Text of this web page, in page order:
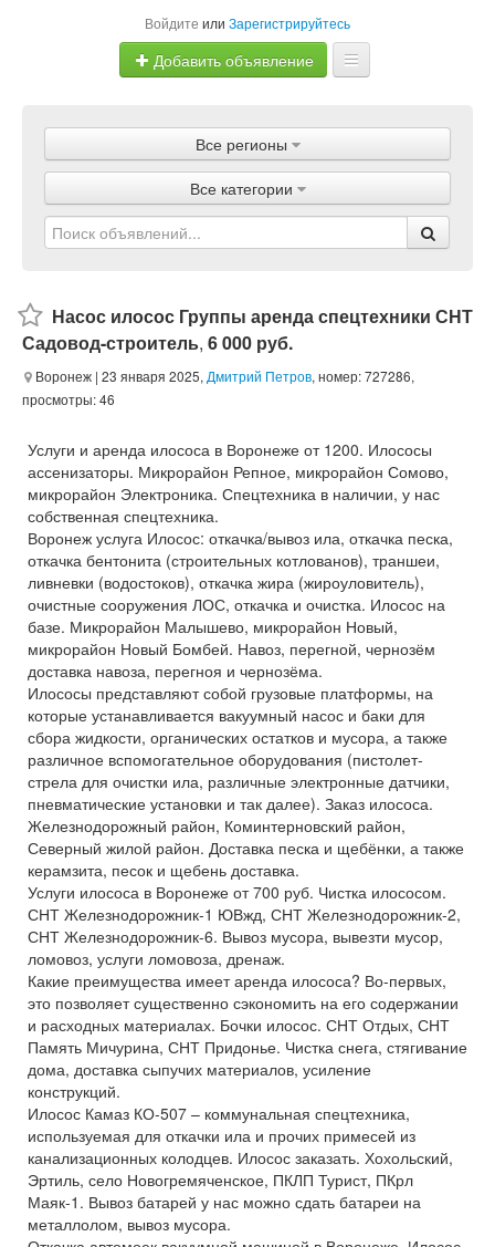
Войдите или Зарегистрируйтесь
Добавить объявление
Объявления
Магазины
Услуги
Все регионы
Все категории
Насос илосос Группы аренда спецтехники СНТ
Садовод-строитель, 6 000 руб.
Воронеж | 23 января 2025, Дмитрий Петров, номер: 727286,
просмотры: 46
Услуги и аренда илососа в Воронеже от 1200. Илососы
ассенизаторы. Микрорайон Репное, микрорайон Сомово,
микрорайон Электроника. Спецтехника в наличии, у нас
собственная спецтехника.
Воронеж услуга Илосос: откачка/вывоз ила, откачка песка,
откачка бентонита (строительных котлованов), траншеи,
ливневки (водостоков), откачка жира (жироуловитель),
очистные сооружения ЛОС, откачка и очистка. Илосос на
базе. Микрорайон Малышево, микрорайон Новый,
микрорайон Новый Бомбей. Навоз, перегной, чернозём
доставка навоза, перегноя и чернозёма.
Илососы представляют собой грузовые платформы, на
которые устанавливается вакуумный насос и баки для
сбора жидкости, органических остатков и мусора, а также
различное вспомогательное оборудования (пистолет-
стрела для очистки ила, различные электронные датчики,
пневматические установки и так далее). Заказ илососа.
Железнодорожный район, Коминтерновский район,
Северный жилой район. Доставка песка и щебёнки, а также
керамзита, песок и щебень доставка.
Услуги илососа в Воронеже от 700 руб. Чистка илососом.
СНТ Железнодорожник-1 ЮВжд, СНТ Железнодорожник-2,
СНТ Железнодорожник-6. Вывоз мусора, вывезти мусор,
ломовоз, услуги ломовоза, дренаж.
Какие преимущества имеет аренда илососа? Во-первых,
это позволяет существенно сэкономить на его содержании
и расходных материалах. Бочки илосос. СНТ Отдых, СНТ
Память Мичурина, СНТ Придонье. Чистка снега, стягивание
дома, доставка сыпучих материалов, усиление
конструкций.
Илосос Камаз КО-507 – коммунальная спецтехника,
используемая для откачки ила и прочих примесей из
канализационных колодцев. Илосос заказать. Хохольский,
Эртиль, село Новогремяченское, ПКЛП Турист, ПКрл
Маяк-1. Вывоз батарей у нас можно сдать батареи на
металлолом, вывоз мусора.